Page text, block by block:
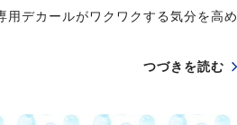
デカールがワクワクする気分を高め
つづきを読む